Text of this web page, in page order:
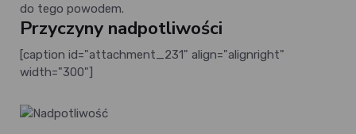
do tego powodem.
Przyczyny nadpotliwości
[caption id="attachment_231" align="alignright"
width="300"]